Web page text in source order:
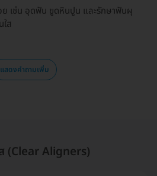
ย เช่น อุดฟัน ขูดหินปูน และรักษาฟันผุ
ส
แสดงคำถามเพิ่ม
(Clear Aligners)